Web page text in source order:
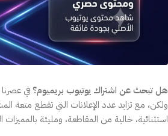
هل تبحث عن اشتراك يوتيوب بريميوم؟في
ولكن، مع تزايد عدد الإعلانات التي تقطع متعة
استثنائية، خالية من المقاطعة، ومليئة بالمميزات